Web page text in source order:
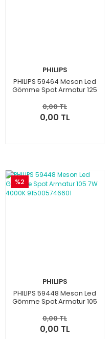
PHILIPS
PHILIPS 59464 Meson Led
Gömme Spot Armatur 125
0,00 TL
0,00 TL
%2
PHILIPS
PHILIPS 59448 Meson Led
Gömme Spot Armatur 105
0,00 TL
0,00 TL